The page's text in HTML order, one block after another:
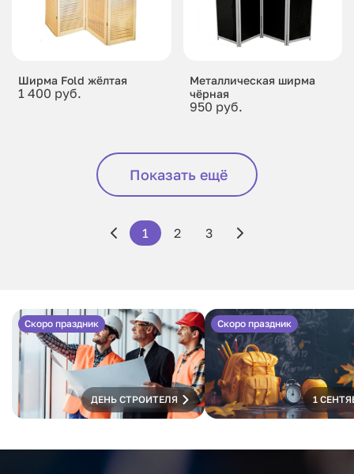
Ширма Fold жёлтая
1 400 руб.
Металлическая ширма
чёрная
950 руб.
Показать ещё
1 2 3
Скоро праздник
ДЕНЬ СТРОИТЕЛЯ
Скоро праздник
1